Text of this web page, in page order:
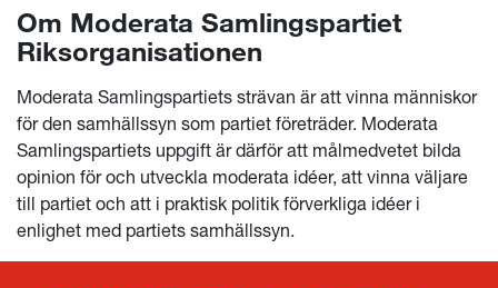
Om Moderata Samlingspartiet
Riksorganisationen
Moderata Samlingspartiets strävan är att vinna människor
för den samhällssyn som partiet företräder. Moderata
Samlingspartiets uppgift är därför att målmedvetet bilda
opinion för och utveckla moderata idéer, att vinna väljare
till partiet och att i praktisk politik förverkliga idéer i
enlighet med partiets samhällssyn.